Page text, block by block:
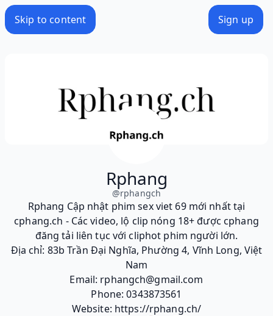
Skip to content Sign up
Rphang
@rphangch
Rphang Cập nhật phim sex viet 69 mới nhất tại
cphang.ch - Các video, lộ clip nóng 18+ được cphang
đăng tải liên tục với cliphot phim người lớn.
Địa chỉ: 83b Trần Đại Nghĩa, Phường 4, Vĩnh Long, Việt
Nam
Email: rphangch@gmail.com
Phone: 0343873561
Website: https://rphang.ch/